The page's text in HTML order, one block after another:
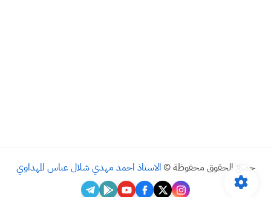
جميع الحقوق محفوظة © الاستاذ احمد مهدي شلال عباس المهداوي